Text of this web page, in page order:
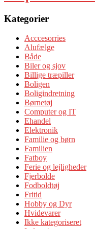
Kategorier
Acccesorries
Alufælge
Både
Biler og sjov
Billige træpiller
Boligen
Boligindretning
Børnetøj
Computer og IT
Ehandel
Elektronik
Familie og børn
Familien
Fatboy
Ferie og lejligheder
Fjerbolde
Fodboldtøj
Fritid
Hobby og Dyr
Hvidevarer
Ikke kategoriseret